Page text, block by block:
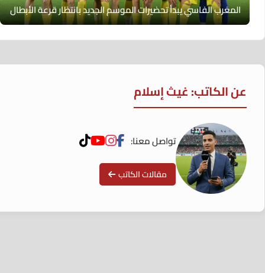
المغرب الفاسي يبدأ تحضيرات الموسم الجديد بانتظار قرعة الأبطال
عن الكاتب: غيث إسلام
تواصل معنا:
مقالات الكاتب